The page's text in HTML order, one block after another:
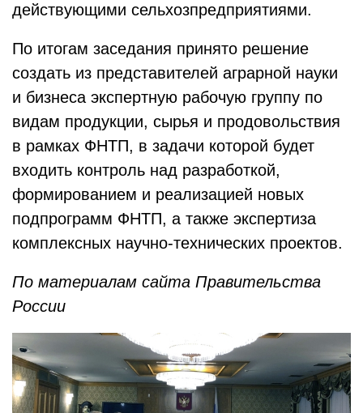
действующими сельхозпредприятиями.
По итогам заседания принято решение
создать из представителей аграрной науки
и бизнеса экспертную рабочую группу по
видам продукции, сырья и продовольствия
в рамках ФНТП, в задачи которой будет
входить контроль над разработкой,
формированием и реализацией новых
подпрограмм ФНТП, а также экспертиза
комплексных научно-технических проектов.
По материалам сайта Правительства
России